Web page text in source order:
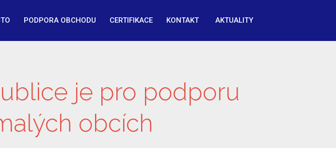
PODPORA OBCHODU CERTIFIKACE KONTAKT AKTUALITY
je pro podporu
obcích